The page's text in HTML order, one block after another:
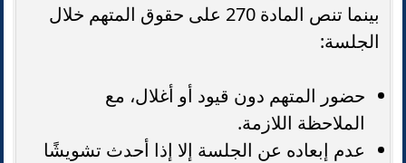
بينما تنص المادة 270 على حقوق المتهم خلال
الجلسة:
حضور المتهم دون قيود أو أغلال، مع
الملاحظة اللازمة.
عدم إبعاده عن الجلسة إلا إذا أحدث تشويشًا